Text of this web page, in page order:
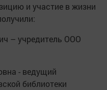
и участие в жизни
– учредитель ООО
- ведущий
библиотеки